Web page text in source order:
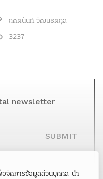
อจัดการข้อมูลส่วนบุคคล นำ
กิตตินันท์ วัฒนธิติกุล
3237
newsletter
SUBMIT